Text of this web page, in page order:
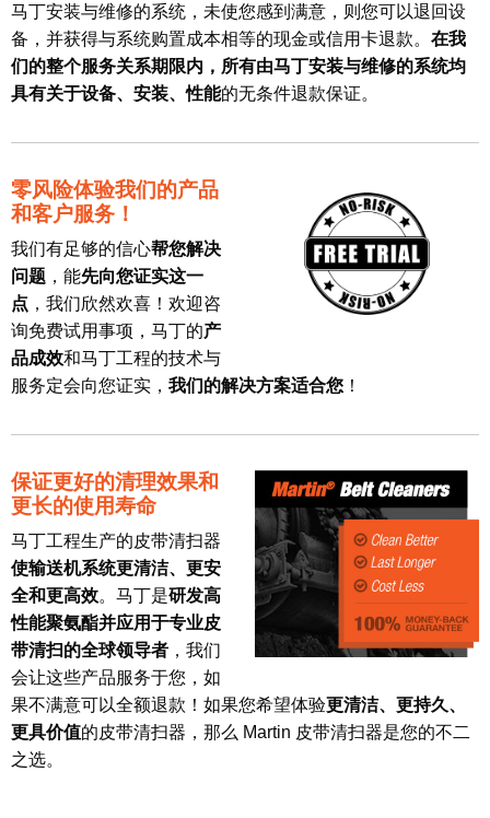
马丁安装与维修的系统，未使您感到满意，则您可以退回设
备，并获得与系统购置成本相等的现金或信用卡退款。 在我
们的整个服务关系期限内，所有由马丁安装与维修的系统均
具有关于设备、安装、性能的无条件退款保证。
零风险体验我们的产品
和客户服务！
我们有足够的信心帮您解决
问题 ，能先向您证实这一
点 ，我们欣然欢喜！欢迎咨
询免费试用事项，马丁的产
品成效和马丁工程的技术与
服务定会向您证实， 我们的解决方案适合您 ！
保证更好的清理效果和
更长的使用寿命
马丁工程生产的皮带清扫器
使输送机系统更清洁、更安
全和更高效。马丁是研发高
性能聚氨酯并应用于专业皮
带清扫的全球领导者 ，我们
会让这些产品服务于您，如
果不满意可以全额退款！如果您希望体验更清洁、更持久、
更具价值的皮带清扫器，那么 Martin 皮带清扫器是您的不二
之选。